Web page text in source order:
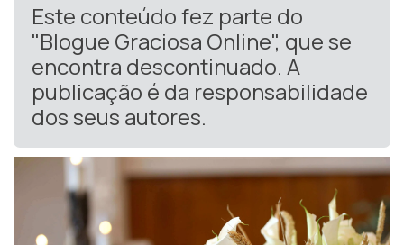
Este conteúdo fez parte do
"Blogue Graciosa Online", que se
encontra descontinuado. A
publicação é da responsabilidade
dos seus autores.